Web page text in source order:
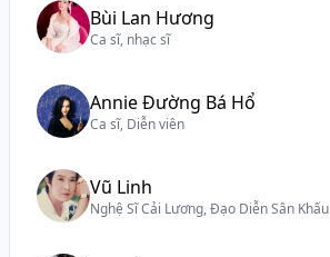
Bùi Lan Hương
Ca sĩ, nhạc sĩ
Annie Đường Bá Hổ
Ca sĩ, Diễn viên
Vũ Linh
Nghệ Sĩ Cải Lương, Đạo Diễn Sân Khấu